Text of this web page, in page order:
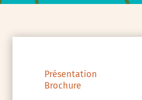
Présentation
Brochure